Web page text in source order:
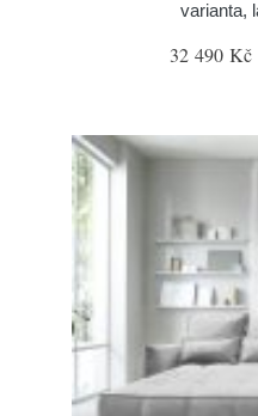
varianta,
32 490 Kč